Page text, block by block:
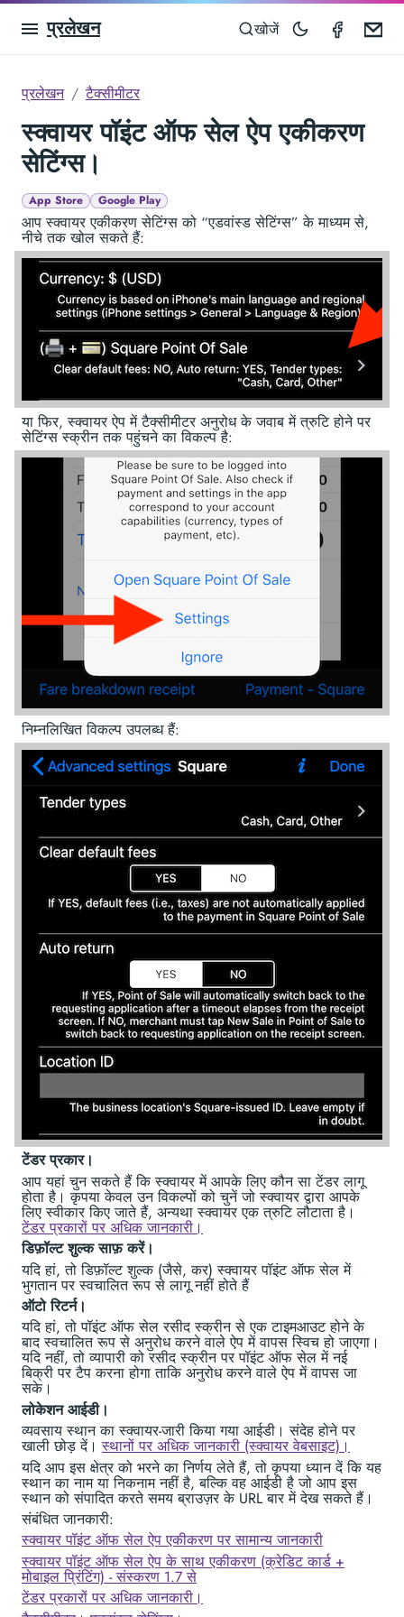
प्रलेखन खोजें
प्रलेखन टैक्सीमीटर
स्क्वायर पॉइंट ऑफ सेल ऐप एकीकरण
सेटिंग्स।
App Store Google Play
आप स्क्वायर एकीकरण सेटिंग्स को “एडवांस्ड सेटिंग्स” के माध्यम से,
नीचे तक खोल सकते हैं:
या फिर, स्क्वायर ऐप में टैक्सीमीटर अनुरोध के जवाब में त्रुटि होने पर
सेटिंग्स स्क्रीन तक पहुंचने का विकल्प है:
निम्नलिखित विकल्प उपलब्ध हैं:
टेंडर प्रकार।
आप यहां चुन सकते हैं कि स्क्वायर में आपके लिए कौन सा टेंडर लागू
होता है। कृपया केवल उन विकल्पों को चुनें जो स्क्वायर द्वारा आपके
लिए स्वीकार किए जाते हैं, अन्यथा स्क्वायर एक त्रुटि लौटाता है।
टेंडर प्रकारों पर अधिक जानकारी।
डिफ़ॉल्ट शुल्क साफ़ करें।
यदि हां, तो डिफ़ॉल्ट शुल्क (जैसे, कर) स्क्वायर पॉइंट ऑफ सेल में
भुगतान पर स्वचालित रूप से लागू नहीं होते हैं
ऑटो रिटर्न।
यदि हां, तो पॉइंट ऑफ सेल रसीद स्क्रीन से एक टाइमआउट होने के
बाद स्वचालित रूप से अनुरोध करने वाले ऐप में वापस स्विच हो जाएगा।
यदि नहीं, तो व्यापारी को रसीद स्क्रीन पर पॉइंट ऑफ सेल में नई
बिक्री पर टैप करना होगा ताकि अनुरोध करने वाले ऐप में वापस जा
सके।
लोकेशन आईडी।
व्यवसाय स्थान का स्क्वायर-जारी किया गया आईडी। संदेह होने पर
खाली छोड़ दें।स्थानों पर अधिक जानकारी (स्क्वायर वेबसाइट)।
यदि आप इस क्षेत्र को भरने का निर्णय लेते हैं, तो कृपया ध्यान दें कि यह
स्थान का नाम या निकनाम नहीं है, बल्कि वह आईडी है जो आप इस
स्थान को संपादित करते समय ब्राउज़र के URL बार में देख सकते हैं।
संबंधित जानकारी:
स्क्वायर पॉइंट ऑफ सेल ऐप एकीकरण पर सामान्य जानकारी
स्क्वायर पॉइंट ऑफ सेल ऐप के साथ एकीकरण (क्रेडिट कार्ड +
मोबाइल प्रिंटिंग) - संस्करण 1.7 से
टेंडर प्रकारों पर अधिक जानकारी।